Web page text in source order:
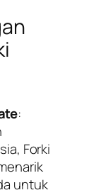
:
Forki
untuk